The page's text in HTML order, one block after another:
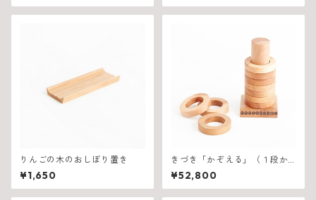
りんごの木のおしぼり置き
¥1,650
きづき「かぞえる」（１段か
ら１０段セット）
¥52,800